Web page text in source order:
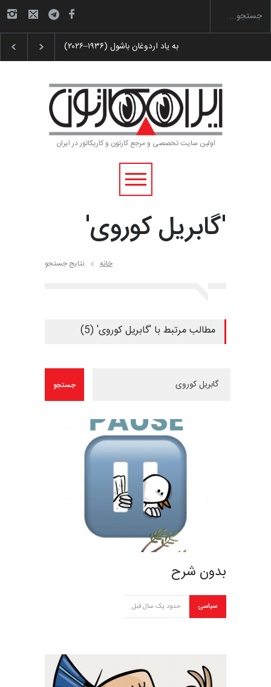
به یاد اردوغان باشول (۱۹۳۶–۲۰۲۶)
اولین سایت تخصصی و مرجع کارتون و کاریکاتور در ایران
'گابریل کوروی'
خانه نتایج جستجو
مطالب مرتبط با 'گابریل کوروی' (5)
بدون شرح
سیاسی حدود یک سال قبل